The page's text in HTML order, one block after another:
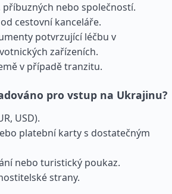
příbuzných nebo společností.
cestovní kanceláře.
potvrzující léčbu v
zařízeních.
v případě tranzitu.
pro vstup na Ukrajinu?
USD).
platební karty s dostatečným
nebo turistický poukaz.
strany.